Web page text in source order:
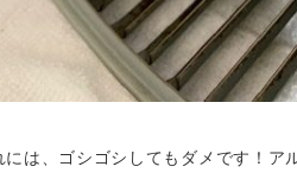
は、ゴシゴシしてもダメです！ア